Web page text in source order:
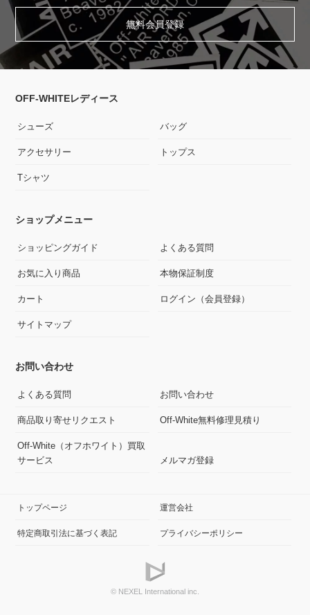
無料会員登録
OFF-WHITEレディース
シューズ バッグ
アクセサリー トップス
Tシャツ
ショップメニュー
ショッピングガイド よくある質問
お気に入り商品 本物保証制度
カート ログイン（会員登録）
サイトマップ
お問い合わせ
よくある質問 お問い合わせ
商品取り寄せリクエスト Off-White無料修理見積り
Off-White（オフホワイト）買取
サービス
メルマガ登録
トップページ 運営会社
特定商取引法に基づく表記 プライバシーポリシー
© NEXEL International inc.